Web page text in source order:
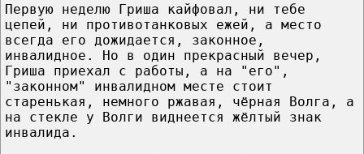
Первую неделю Гриша кайфовал, ни тебе
цепей, ни противотанковых ежей, а место
всегда его дожидается, законное,
инвалидное. Но в один прекрасный вечер,
Гриша приехал с работы, а на "его",
"законном" инвалидном месте стоит
старенькая, немного ржавая, чёрная Волга, а
на стекле у Волги виднеется жёлтый знак
инвалида.